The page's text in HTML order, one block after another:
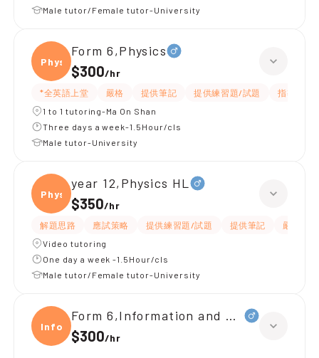
Male tutor/Female tutor-University
Physi
Form 6,Physics
$300/hr
*全英語上堂 嚴格 提供筆記 提供練習題/試題
指導功課
1 to 1 tutoring-Ma On Shan
Three days a week-1.5Hour/cls
Male tutor-University
Physi
year 12,Physics HL
$350/hr
解題思路 應試策略 提供練習題/試題 提供筆記 嚴格
Video tutoring
One day a week -1.5Hour/cls
Male tutor/Female tutor-University
Infor
Form 6,Information and
$300/hr